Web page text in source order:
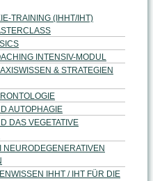
TRAINING (IHHT/IHT)
INTENSIV-MODUL
& STRATEGIEN
AUTOPHAGIE
DAS VEGETATIVE
NEURODEGENERATIVEN
IHHT / IHT FÜR DIE